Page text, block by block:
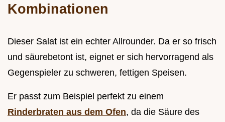
Kombinationen
Dieser Salat ist ein echter Allrounder. Da er so frisch
und säurebetont ist, eignet er sich hervorragend als
Gegenspieler zu schweren, fettigen Speisen.
Er passt zum Beispiel perfekt zu einem
Rinderbraten aus dem Ofen, da die Säure des